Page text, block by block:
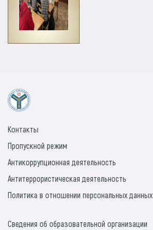
Контакты
Пропускной режим
Антикоррупционная деятельность
Антитеррористическая деятельность
Политика в отношении персональных данных
Сведения об образовательной организации